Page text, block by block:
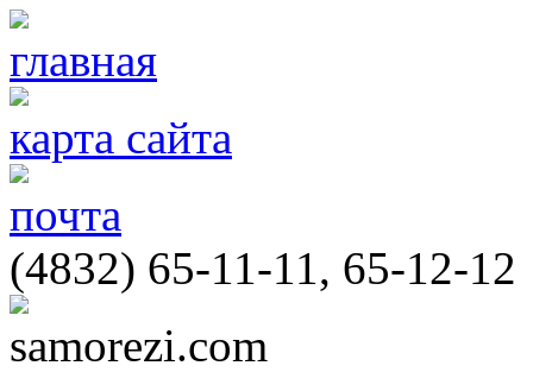
главная
карта сайта
почта
(4832) 65-11-11, 65-12-12
samorezi.com